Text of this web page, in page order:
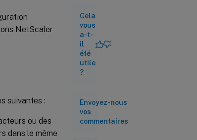
NetScaler
suivantes :
ou des
dans le même
Comment
fonctionne
NFactor
Serveur virtuel
d’authentification,
Fichier
XML du
Cela
vous
a-t-
il
été
utile
?
Envoyez-nous
vos
commentaires